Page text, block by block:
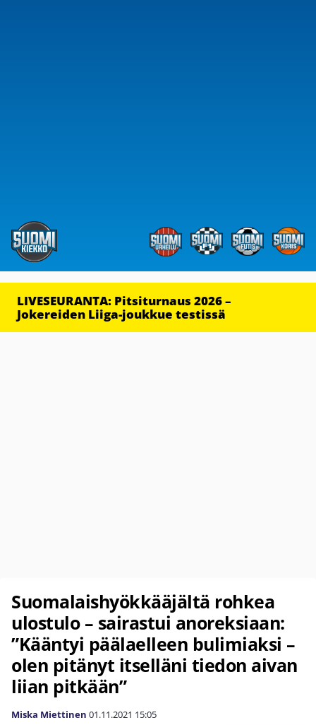
LIVESEURANTA: Pitsiturnaus 2026 –
Jokereiden Liiga-joukkue testissä
Suomalaishyökkääjältä rohkea
ulostulo – sairastui anoreksiaan:
”Kääntyi päälaelleen bulimiaksi –
olen pitänyt itselläni tiedon aivan
liian pitkään”
Miska Miettinen 01.11.2021 15:05